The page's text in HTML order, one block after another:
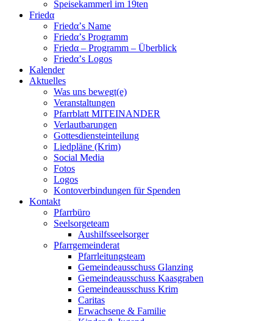
Speisekammerl im 19ten
Friedα
Friedα’s Name
Friedα’s Programm
Friedα – Programm – Überblick
Friedα’s Logos
Kalender
Aktuelles
Was uns bewegt(e)
Veranstaltungen
Pfarrblatt MITEINANDER
Verlautbarungen
Gottesdiensteinteilung
Liedpläne (Krim)
Social Media
Fotos
Logos
Kontoverbindungen für Spenden
Kontakt
Pfarrbüro
Seelsorgeteam
Aushilfsseelsorger
Pfarrgemeinderat
Pfarrleitungsteam
Gemeindeausschuss Glanzing
Gemeindeausschuss Kaasgraben
Gemeindeausschuss Krim
Caritas
Erwachsene & Familie